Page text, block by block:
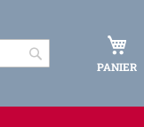
RechercherPANIER